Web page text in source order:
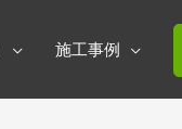
施工事例